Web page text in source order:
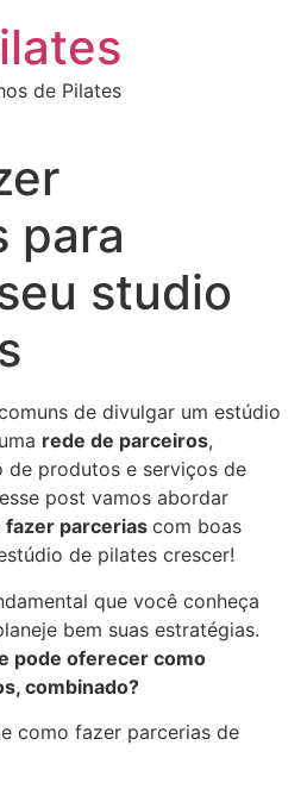
de Pilates
para
studio
de divulgar um estúdio
rede de parceiros,
de produtos e serviços de
post vamos abordar
fazer parcerias com boas
de pilates crescer!
que você conheça
bem suas estratégias.
pode oferecer como
combinado?
como fazer parcerias de